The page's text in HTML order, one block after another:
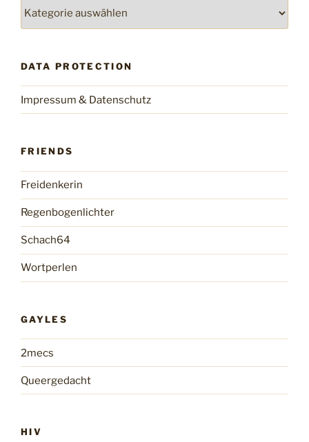
DATA PROTECTION
Impressum & Datenschutz
FRIENDS
Freidenkerin
Regenbogenlichter
Schach64
Wortperlen
GAYLES
2mecs
Queergedacht
HIV